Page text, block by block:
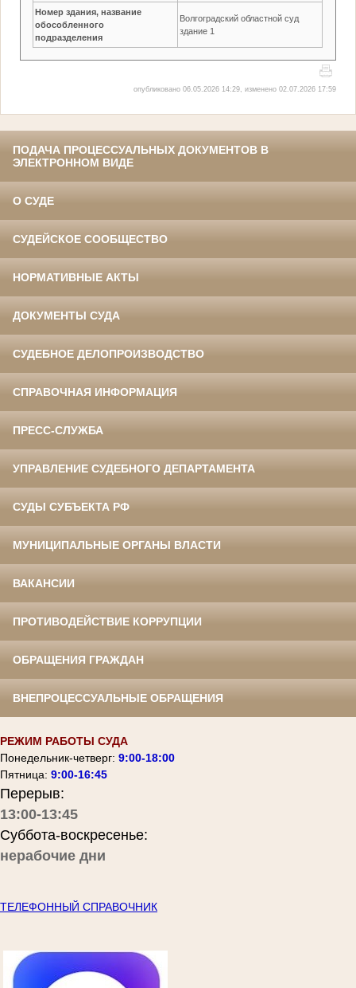
Номер здания, название
обособленного
подразделения
Волгоградский областной суд
здание 1
опубликовано 06.05.2026 14:29, изменено 02.07.2026 17:59
ПОДАЧА ПРОЦЕССУАЛЬНЫХ ДОКУМЕНТОВ В
ЭЛЕКТРОННОМ ВИДЕ
О СУДЕ
СУДЕЙСКОЕ СООБЩЕСТВО
НОРМАТИВНЫЕ АКТЫ
ДОКУМЕНТЫ СУДА
СУДЕБНОЕ ДЕЛОПРОИЗВОДСТВО
СПРАВОЧНАЯ ИНФОРМАЦИЯ
ПРЕСС-СЛУЖБА
УПРАВЛЕНИЕ СУДЕБНОГО ДЕПАРТАМЕНТА
СУДЫ СУБЪЕКТА РФ
МУНИЦИПАЛЬНЫЕ ОРГАНЫ ВЛАСТИ
ВАКАНСИИ
ПРОТИВОДЕЙСТВИЕ КОРРУПЦИИ
ОБРАЩЕНИЯ ГРАЖДАН
ВНЕПРОЦЕССУАЛЬНЫЕ ОБРАЩЕНИЯ
РЕЖИМ РАБОТЫ СУДА
Понедельник-четверг: 9:00-18:00
Пятница: 9:00-16:45
Перерыв:
13:00-13:45
Суббота-воскресенье:
нерабочие дни
ТЕЛЕФОННЫЙ СПРАВОЧНИК